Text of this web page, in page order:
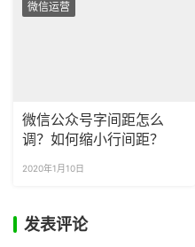
微信运营
微信公众号字间距怎么
调？如何缩小行间距？
2020年1月10日
发表评论